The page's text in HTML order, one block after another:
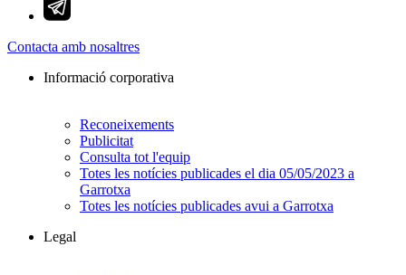
Contacta amb nosaltres
Informació corporativa
Reconeixements
Publicitat
Consulta tot l'equip
Totes les notícies publicades el dia 05/05/2023 a
Garrotxa
Totes les notícies publicades avui a Garrotxa
Legal